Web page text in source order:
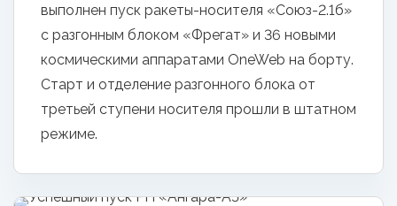
выполнен пуск ракеты-носителя «Союз-2.1б»
с разгонным блоком «Фрегат» и 36 новыми
космическими аппаратами OneWeb на борту.
Старт и отделение разгонного блока от
третьей ступени носителя прошли в штатном
режиме.